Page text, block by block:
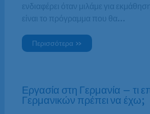
ενδιαφέρει όταν μιλάμε για
είναι το πρόγραμμα που θα…
Περισσότερα »
Εργασία στη Γερμανία – τι
Γερμανικών πρέπει να έχω;